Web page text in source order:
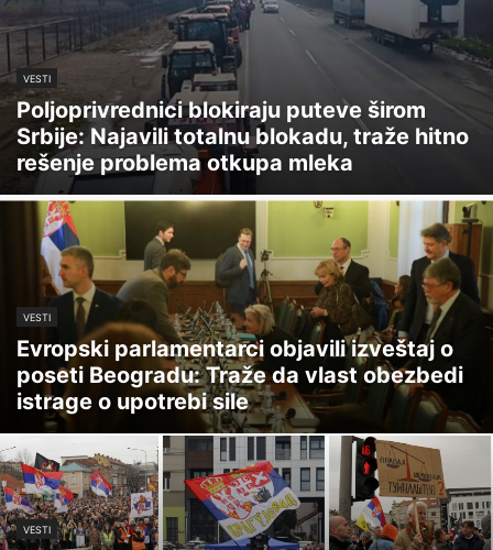
VESTI
Poljoprivrednici blokiraju puteve širom
Srbije: Najavili totalnu blokadu, traže hitno
rešenje problema otkupa mleka
VESTI
Evropski parlamentarci objavili izveštaj o
poseti Beogradu: Traže da vlast obezbedi
istrage o upotrebi sile
VESTI